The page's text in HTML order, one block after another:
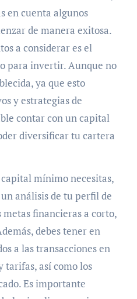
en cuenta algunos
de manera exitosa.
a considerar es el
para invertir. Aunque no
ya que esto
y estrategias de
contar con un capital
diversificar tu cartera
mínimo necesitas,
análisis de tu perfil de
financieras a corto,
debes tener en
a las transacciones en
tarifas, así como los
Es importante